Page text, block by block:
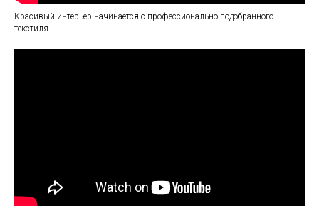
Красивый интерьер начинается с профессионально подобранного
текстиля